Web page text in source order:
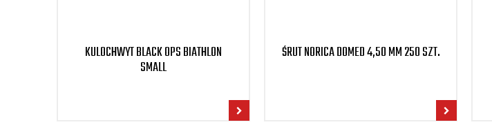
KULOCHWYT BLACK OPS BIATHLON
SMALL
ŚRUT NORICA DOMED 4,50 MM 250 SZT.